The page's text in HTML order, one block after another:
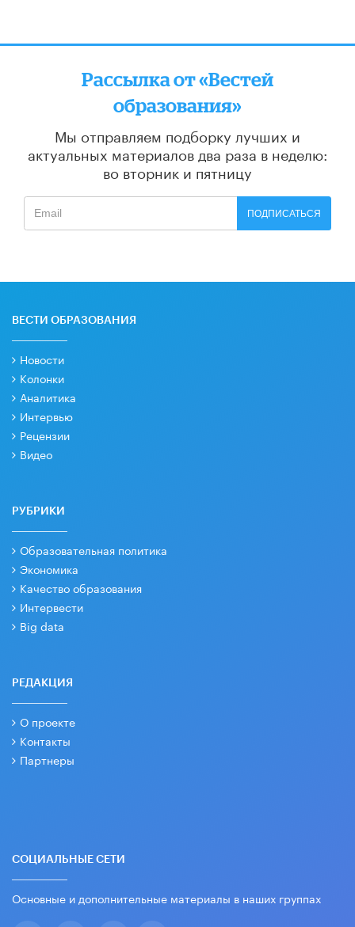
Рассылка от «Вестей
образования»
Мы отправляем подборку лучших и
актуальных материалов два раза в неделю:
во вторник и пятницу
ПОДПИСАТЬСЯ
ВЕСТИ ОБРАЗОВАНИЯ
Новости
Колонки
Аналитика
Интервью
Рецензии
Видео
РУБРИКИ
Образовательная политика
Экономика
Качество образования
Интервести
Big data
РЕДАКЦИЯ
О проекте
Контакты
Партнеры
СОЦИАЛЬНЫЕ СЕТИ
Основные и дополнительные материалы в наших группах